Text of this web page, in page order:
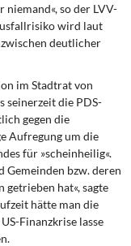
so der LVV-
wird laut
deutlicher
im Stadtrat von
seinerzeit die PDS-
gegen die
Aufregung um die
für »scheinheilig«.
Gemeinden bzw. deren
hat«, sagte
hätte man die
Finanzkrise lasse